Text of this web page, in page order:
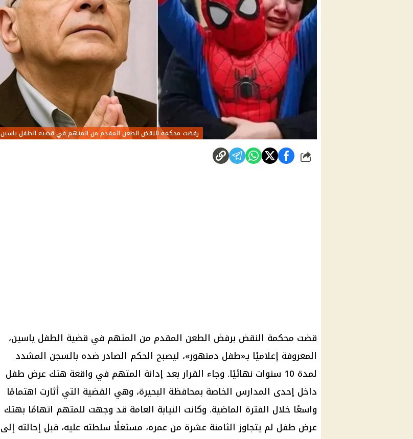
رفضت محكمة النقض الطعن المقدم من المتهم في قضية الطفل ياسين
شارك
قضت محكمة النقض برفض الطعن المقدم من المتهم في قضية الطفل ياسين،
المعروفة إعلاميًا بـ«طفل دمنهور»، ليصبح الحكم الصادر ضده بالسجن المشدد
لمدة 10 سنوات نهائيًا. وجاء القرار بعد إدانة المتهم في واقعة هتك عرض طفل
داخل إحدى المدارس الخاصة بمحافظة البحيرة، وهي القضية التي أثارت اهتمامًا
واسعًا خلال الفترة الماضية. وكانت النيابة العامة قد وجهت للمتهم اتهامًا بهتك
عرض طفل لم يتجاوز الثامنة عشرة من عمره، مستغلًا سلطته عليه، قبل إحالته إلى